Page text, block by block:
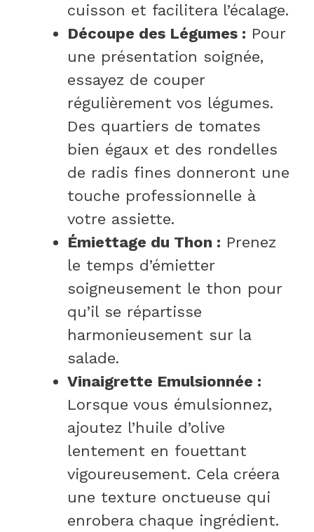
cuisson et facilitera l’écalage.
Découpe des Légumes : Pour
une présentation soignée,
essayez de couper
régulièrement vos légumes.
Des quartiers de tomates
bien égaux et des rondelles
de radis fines donneront une
touche professionnelle à
votre assiette.
Émiettage du Thon : Prenez
le temps d’émietter
soigneusement le thon pour
qu’il se répartisse
harmonieusement sur la
salade.
Vinaigrette Emulsionnée :
Lorsque vous émulsionnez,
ajoutez l’huile d’olive
lentement en fouettant
vigoureusement. Cela créera
une texture onctueuse qui
enrobera chaque ingrédient.